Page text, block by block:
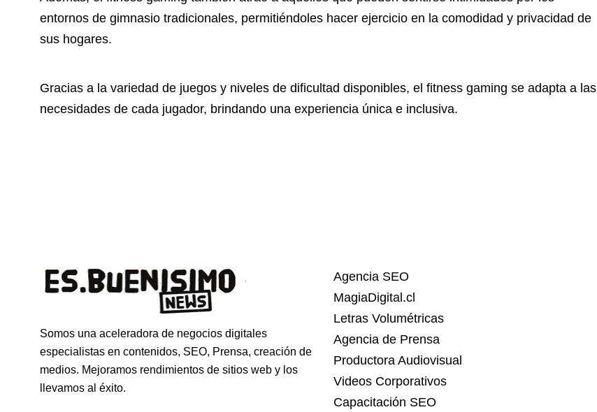
entornos de gimnasio tradicionales, permitiéndoles hacer ejercicio en la comodidad y privacidad de
sus hogares.
Gracias a la variedad de juegos y niveles de dificultad disponibles, el fitness gaming se adapta a las
necesidades de cada jugador, brindando una experiencia única e inclusiva.
Somos una aceleradora de negocios digitales
especialistas en contenidos, SEO, Prensa, creación de
medios. Mejoramos rendimientos de sitios web y los
llevamos al éxito.
Agencia SEO
MagiaDigital.cl
Letras Volumétricas
Agencia de Prensa
Productora Audiovisual
Videos Corporativos
Capacitación SEO